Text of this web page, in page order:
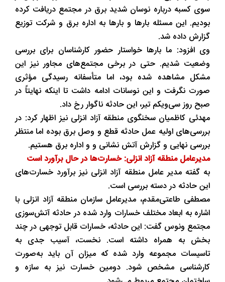
سوی کسبه درباره نوسان شدید برق در مجتمع دریافت کرده
بودیم. این مسئله بارها و بارها به اداره برق و شرکت توزیع
گزارش داده شد.
وی افزود: ما بارها خواستار حضور کارشناسان برای بررسی
وضعیت شدیم. حتی در برخی مجتمع‌های مجاور نیز این
مشکل مشاهده شده بود، اما متأسفانه رسیدگی مؤثری
صورت نگرفت و این نوسانات ادامه داشت تا اینکه نهایتاً در
صبح روز سی‌ویکم تیر، این حادثه ناگوار رخ داد.
مهدئی کاظمیان سخنگوی منطقه آزاد انزلی نیز اظهار کرد: در
بررسی‌های اولیه عمل حادثه قطع و وصل برق بوده اما منتظر
بررسی نهایی و گزارش آتش نشانی و و اداره برق هستیم.
مدیرعامل منطقه آزاد انزلی: خسارت‌ها در حال برآورد است
به گفته مدیر عامل منطقه آزاد انزلی نیز برآورد خسارت‌های
این حادثه در دسته بررسی است.
مصطفی طاعتی‌مقدم، مدیرعامل سازمان منطقه آزاد انزلی با
اشاره به ابعاد مختلف خسارات وارد شده در حادثه آتش‌سوزی
مجتمع ونوس گفت: این حادثه، خسارات قابل توجهی در چند
بخش به همراه داشته است. نخست، آسیب جدی به
تاسیسات مجموعه وارد شده که میزان آن باید به‌صورت
کارشناسی مشخص شود. دومین خسارت نیز به سازه و